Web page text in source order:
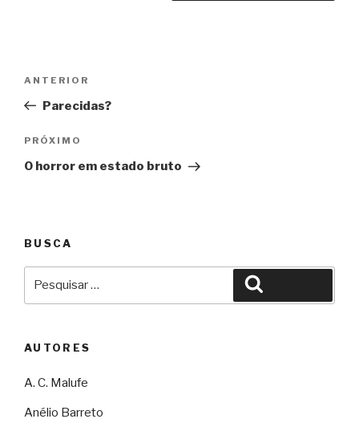
Post
Anterior
ANTERIOR
Parecidas?
Próximo
PRÓXIMO
O horror em estado bruto
BUSCA
AUTORES
A. C. Malufe
Anélio Barreto